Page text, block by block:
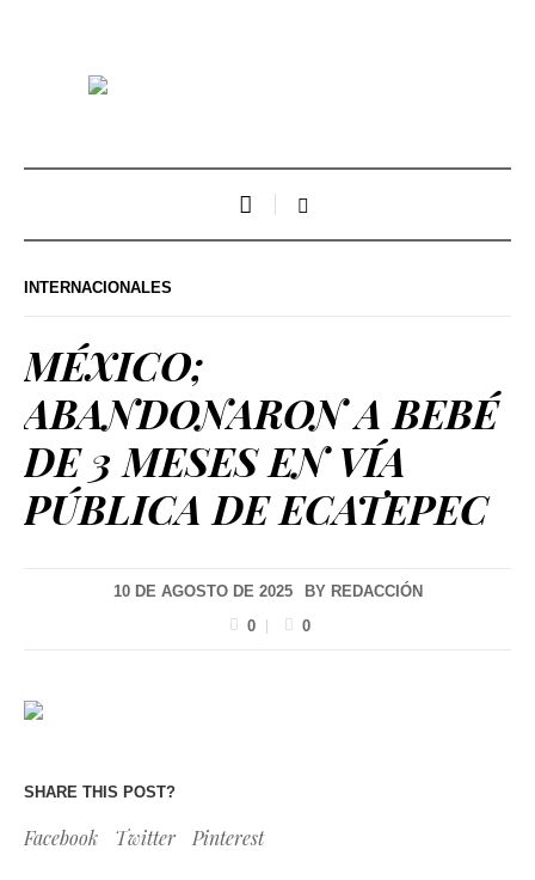
INTERNACIONALES
MÉXICO;
ABANDONARON A BEBÉ
DE 3 MESES EN VÍA
PÚBLICA DE ECATEPEC
10 DE AGOSTO DE 2025 BY REDACCIÓN
0
0
SHARE THIS POST?
Facebook Twitter Pinterest